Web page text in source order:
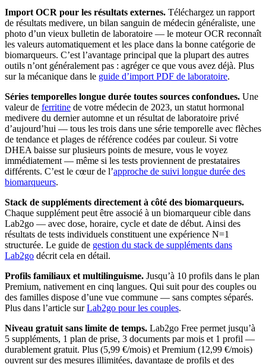
Import OCR pour les résultats externes. Téléchargez un rapport
de résultats medivere, un bilan sanguin de médecin généraliste, une
photo d’un vieux bulletin de laboratoire — le moteur OCR reconnaît
les valeurs automatiquement et les place dans la bonne catégorie de
biomarqueurs. C’est l’avantage principal que la plupart des autres
outils n’ont généralement pas : agréger ce que vous avez déjà. Plus
sur la mécanique dans le guide d’import PDF de laboratoire.
Séries temporelles longue durée toutes sources confondues. Une
valeur de ferritine de votre médecin de 2023, un statut hormonal
medivere du dernier automne et un résultat de laboratoire privé
d’aujourd’hui — tous les trois dans une série temporelle avec flèches
de tendance et plages de référence codées par couleur. Si votre
DHEA baisse sur plusieurs points de mesure, vous le voyez
immédiatement — même si les tests proviennent de prestataires
différents. C’est le cœur de l’approche de suivi longue durée des
biomarqueurs.
Stack de suppléments directement à côté des biomarqueurs.
Chaque supplément peut être associé à un biomarqueur cible dans
Lab2go — avec dose, horaire, cycle et date de début. Ainsi des
résultats de tests individuels constituent une expérience N=1
structurée. Le guide de gestion du stack de suppléments dans
Lab2go décrit cela en détail.
Profils familiaux et multilinguisme. Jusqu’à 10 profils dans le plan
Premium, nativement en cinq langues. Qui suit pour des couples ou
des familles dispose d’une vue commune — sans comptes séparés.
Plus dans l’article surLab2go pour les couples.
Niveau gratuit sans limite de temps. Lab2go Free permet jusqu’à
5 suppléments, 1 plan de prise, 3 documents par mois et 1 profil —
durablement gratuit. Plus (5,99 €/mois) et Premium (12,99 €/mois)
ouvrent sur des mesures illimitées, davantage de profils et des